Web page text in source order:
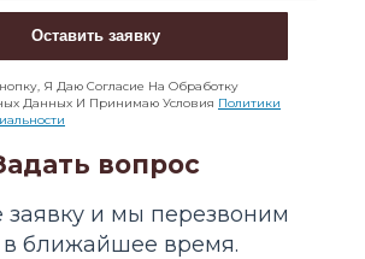
Оставить заявку
Я Даю Согласие На Обработку
Данных И Принимаю Условия Политики
вопрос
заявку и мы перезвоним
ближайшее время.